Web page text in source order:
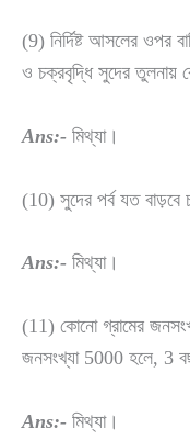
(9) নির্দিষ্ট আসলের ওপর
ও চক্রবৃদ্ধি সুদের তুলনায়
Ans:- মিথ্যা।
(10) সুদের পর্ব যত
Ans:- মিথ্যা।
(11) কোনো গ্রামের
জনসংখ্যা 5000 হলে, 3
Ans:- মিথ্যা।